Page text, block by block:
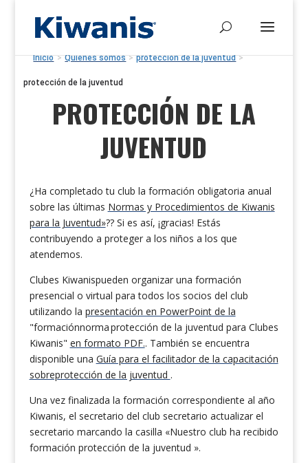
Inicio > Quiénes somos > protección de la juventud >
protección de la juventud
PROTECCIÓN DE LA
JUVENTUD
¿Ha completado tu club la formación obligatoria anual
sobre las últimas Normas y Procedimientos de Kiwanis
para la Juventud»?? Si es así, ¡gracias! Estás
contribuyendo a proteger a los niños a los que
atendemos.
Clubes Kiwanispueden organizar una formación
presencial o virtual para todos los socios del club
utilizando la presentación en PowerPoint de la
"formaciónnorma protección de la juventud para Clubes
Kiwanis" en formato PDF.. También se encuentra
disponible una Guía para el facilitador de la capacitación
sobreprotección de la juventud .
Una vez finalizada la formación correspondiente al año
Kiwanis, el secretario del club secretario actualizar el
secretario marcando la casilla «Nuestro club ha recibido
formación protección de la juventud ».